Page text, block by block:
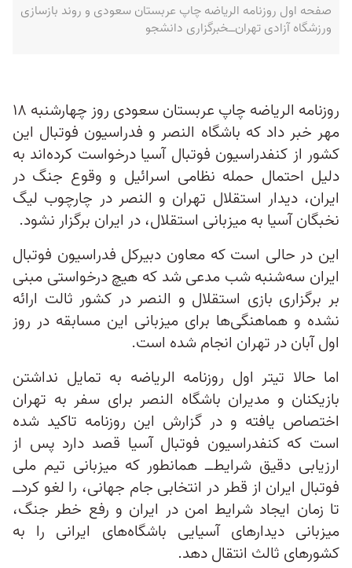
صفحه اول روزنامه الریاضه چاپ عربستان سعودی و روند بازسازی
ورزشگاه آزادی تهران‌ــخبرگزاری دانشجو
روزنامه الریاضه چاپ عربستان سعودی روز چهارشنبه ۱۸
مهر خبر داد که باشگاه النصر و فدراسیون فوتبال این
کشور از کنفدراسیون فوتبال آسیا درخواست کرده‌اند به
دلیل احتمال حمله نظامی اسرائیل و وقوع جنگ در
ایران، دیدار استقلال تهران و النصر در چارچوب لیگ
نخبگان آسیا به میزبانی استقلال، در ایران برگزار نشود.
این در حالی است که معاون دبیرکل فدراسیون فوتبال
ایران سه‌شنبه شب مدعی شد که هیچ درخواستی مبنی
بر برگزاری بازی استقلال و النصر در کشور ثالت ارائه
نشده و هماهنگی‌ها برای میزبانی این مسابقه در روز
اول آبان در تهران انجام شده است.
اما حالا تیتر اول روزنامه الریاضه به تمایل نداشتن
بازیکنان و مدیران باشگاه النصر برای سفر به تهران
اختصاص یافته و در گزارش این روزنامه تاکید شده
است که کنفدراسیون فوتبال آسیا قصد دارد پس از
ارزیابی دقیق شرایط‌‌ــ همانطور که میزبانی تیم ملی
فوتبال ایران از قطر در انتخابی جام جهانی، را لغو کرد‌ــ
تا زمان ایجاد شرایط امن در ایران و رفع خطر جنگ،
میزبانی دیدارهای آسیایی باشگاه‌های ایرانی را به
کشورهای ثالث انتقال دهد.